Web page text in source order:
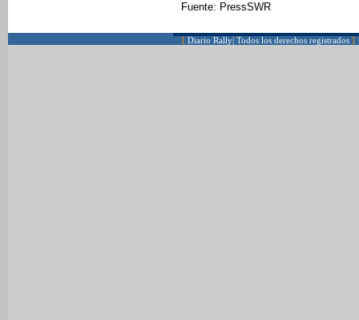
Fuente: PressSWR
[ Diario Rally| Todos los derechos registrados ]